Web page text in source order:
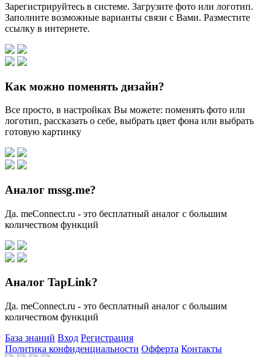
Зарегистрируйтесь в системе. Загрузите фото или логотип.
Заполните возможные варианты связи с Вами. Разместите
ссылку в интернете.
Как можно поменять дизайн?
Все просто, в настройках Вы можете: поменять фото или
логотип, рассказать о себе, выбрать цвет фона или выбрать
готовую картинку
Аналог mssg.me?
Да. meConnect.ru - это бесплатный аналог с большим
количеством функций
Аналог TapLink?
Да. meConnect.ru - это бесплатный аналог с большим
количеством функций
База знаний Вход Регистрация
Политика конфиденциальности Офферта Контакты